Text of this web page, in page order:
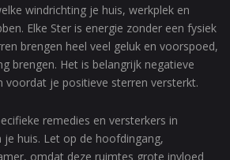
windrichting je huis, werkplek en
Elke Ster is energie zonder een fysiek
brengen heel veel geluk en voorspoed,
brengen. Het is belangrijk negatieve
voordat je positieve sterren versterkt.
remedies en versterkers in
je huis. Let op de hoofdingang,
omdat deze ruimtes grote invloed